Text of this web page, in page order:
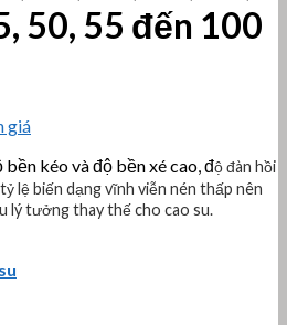
50, 55 đến 100
giá
bền kéo và độ bền xé cao, độ đàn hồi
lệ biến dạng vĩnh viễn nén thấp nên
lý tưởng thay thế cho cao su.